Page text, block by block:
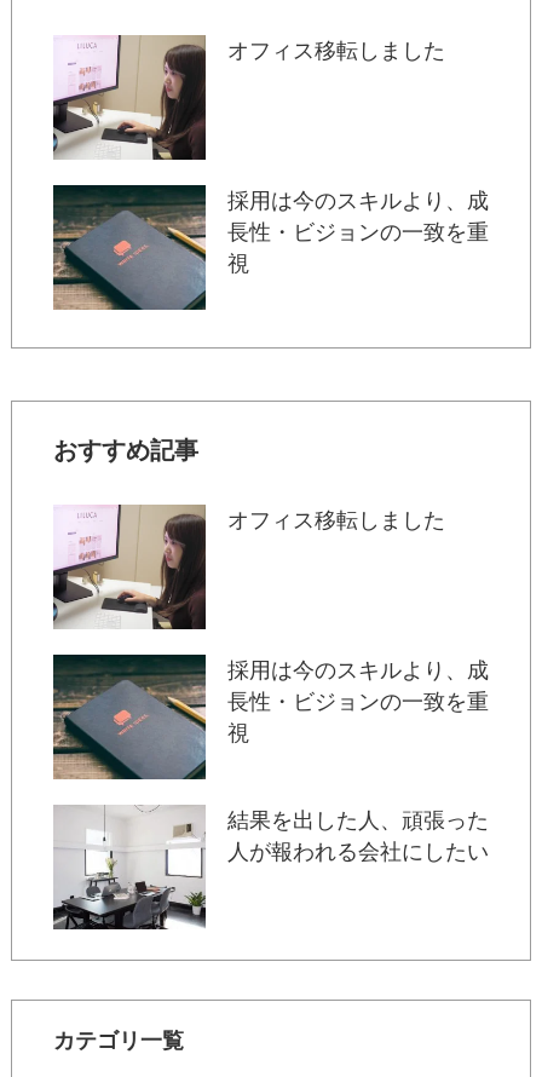
オフィス移転しました
採用は今のスキルより、成
長性・ビジョンの一致を重
視
おすすめ記事
オフィス移転しました
採用は今のスキルより、成
長性・ビジョンの一致を重
視
結果を出した人、頑張った
人が報われる会社にしたい
カテゴリ一覧